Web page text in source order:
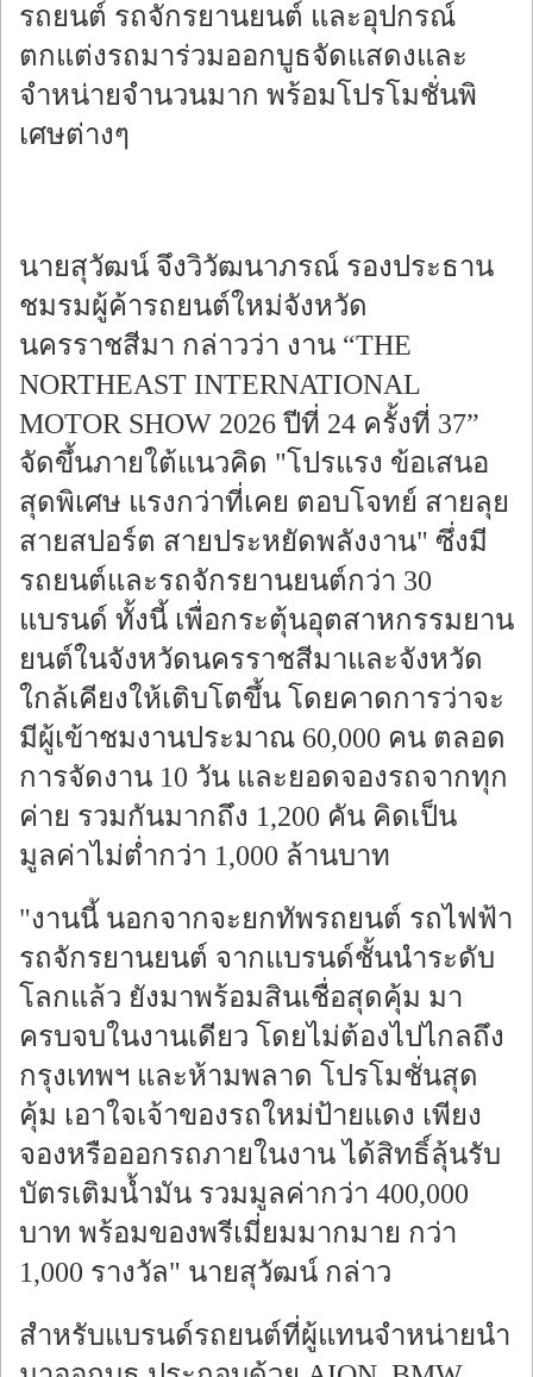
รถยนต์ รถจักรยานยนต์ และอุปกรณ์
ตกแต่งรถมาร่วมออกบูธจัดแสดงและ
จำหน่ายจำนวนมาก พร้อมโปรโมชั่นพิ
เศษต่างๆ
นายสุวัฒน์ จึงวิวัฒนาภรณ์ รองประธาน
ชมรมผู้ค้ารถยนต์ใหม่จังหวัด
นครราชสีมา กล่าวว่า งาน “THE
NORTHEAST INTERNATIONAL
MOTOR SHOW 2026 ปีที่ 24 ครั้งที่ 37”
จัดขึ้นภายใต้แนวคิด "โปรแรง ข้อเสนอ
สุดพิเศษ แรงกว่าที่เคย ตอบโจทย์ สายลุย
สายสปอร์ต สายประหยัดพลังงาน" ซึ่งมี
รถยนต์และรถจักรยานยนต์กว่า 30
แบรนด์ ทั้งนี้ เพื่อกระตุ้นอุตสาหกรรมยาน
ยนต์ในจังหวัดนครราชสีมาและจังหวัด
ใกล้เคียงให้เติบโตขึ้น โดยคาดการว่าจะ
มีผู้เข้าชมงานประมาณ 60,000 คน ตลอด
การจัดงาน 10 วัน และยอดจองรถจากทุก
ค่าย รวมกันมากถึง 1,200 คัน คิดเป็น
มูลค่าไม่ต่ำกว่า 1,000 ล้านบาท
"งานนี้ นอกจากจะยกทัพรถยนต์ รถไฟฟ้า
รถจักรยานยนต์ จากแบรนด์ชั้นนำระดับ
โลกแล้ว ยังมาพร้อมสินเชื่อสุดคุ้ม มา
ครบจบในงานเดียว โดยไม่ต้องไปไกลถึง
กรุงเทพฯ และห้ามพลาด โปรโมชั่นสุด
คุ้ม เอาใจเจ้าของรถใหม่ป้ายแดง เพียง
จองหรือออกรถภายในงาน ได้สิทธิ์ลุ้นรับ
บัตรเติมน้ำมัน รวมมูลค่ากว่า 400,000
บาท พร้อมของพรีเมี่ยมมากมาย กว่า
1,000 รางวัล" นายสุวัฒน์ กล่าว
สำหรับแบรนด์รถยนต์ที่ผู้แทนจำหน่ายนำ